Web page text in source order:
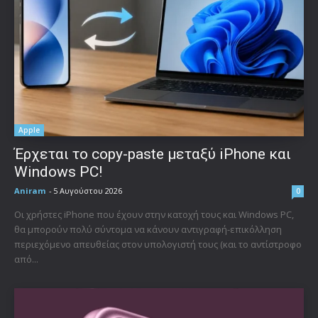
Apple
Έρχεται το copy-paste μεταξύ iPhone και
Windows PC!
Aniram - 5 Αυγούστου 2026 0
Οι χρήστες iPhone που έχουν στην κατοχή τους και Windows PC,
θα μπορούν πολύ σύντομα να κάνουν αντιγραφή-επικόλληση
περιεχόμενο απευθείας στον υπολογιστή τους (και το αντίστροφο
από...